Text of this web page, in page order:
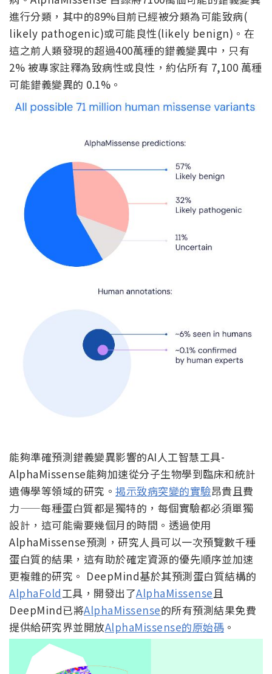
進行分類，其中的89%目前已經被分類為可能致病(
likely pathogenic)或可能良性(likely benign)。在
這之前人類發現的超過400萬種的錯義變異中，只有
2% 被專家註釋為致病性或良性，約佔所有 7,100 萬種
可能錯義變異的 0.1%。
能夠準確預測錯義變異影響的AI人工智慧工具-
AlphaMissense能夠加速從分子生物學到臨床和統計
遺傳學等領域的研究。 揭示致病突變的實驗昂貴且費
力——每種蛋白質都是獨特的，每個實驗都必須單獨
設計，這可能需要幾個月的時間。透過使用
AlphaMissense預測，研究人員可以一次預覽數千種
蛋白質的結果，這有助於確定資源的優先順序並加速
更複雜的研究。 DeepMind基於其預測蛋白質結構的
AlphaFold工具，開發出了AlphaMissense 且
DeepMind已將AlphaMissense的所有預測結果免費
提供給研究界並開放AlphaMissense的原始碼 。